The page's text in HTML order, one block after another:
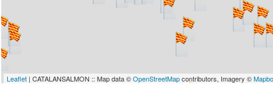
Leaflet | CATALANSALMON :: Map data ©OpenStreetMapcontributors, Imagery ©